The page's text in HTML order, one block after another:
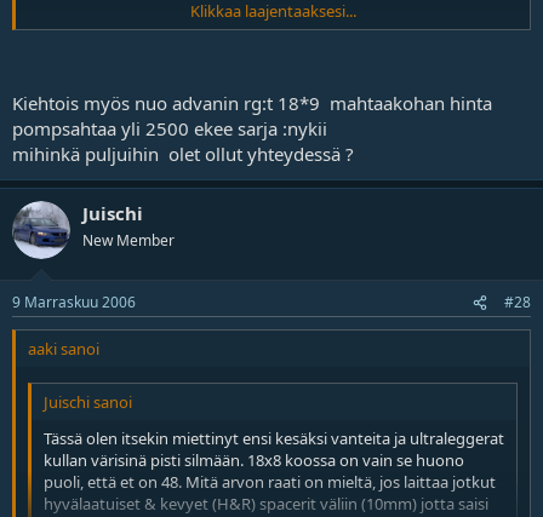
18x8 koossa löytyy tuota eri värisenä jolloin et niissä on 35. Tämä
Advanin vanteita on tullut kuolattua ja pitää niiden tilaamisesta
vielä ainakin yhteen paikkaan soittaa. Kysellä miten korkealle niissä
hinta karkaisi. Nuo Oz vanteet tuntuvat olevan kyllä painon &
laadun suhteen aika hyvät. Eikä hintakaan karkaa pilviin. (18x8 =
8,2kg)
Klikkaa laajentaaksesi...
Kiehtois myös nuo advanin rg:t 18*9 mahtaakohan hinta
pompsahtaa yli 2500 ekee sarja :nykii
mihinkä puljuihin olet ollut yhteydessä ?
Juischi
New Member
9 Marraskuu 2006 #28
aaki sanoi
Juischi sanoi
Tässä olen itsekin miettinyt ensi kesäksi vanteita ja ultraleggerat
kullan värisinä pisti silmään. 18x8 koossa on vain se huono
puoli, että et on 48. Mitä arvon raati on mieltä, jos laittaa jotkut
hyvälaatuiset & kevyet (H&R) spacerit väliin (10mm) jotta saisi